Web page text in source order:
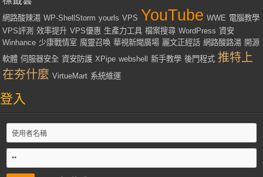
網路酸辣湯 WP-ShellStorm yourls VPS YouTube WWE 電腦教學
VPS評測 效率提升 VPS優惠 生產力工具 檔案搜尋 WordPress 資安
Winhance 少康戰情室 魔靈召喚 華視新聞廣場 麗文正經話 網路酸路湯 開源
軟體 伺服器安全 資安防護 XPipe webshell 新手教學 後門程式 推特上
在夯什麼 VirtueMart 系統維運
登入